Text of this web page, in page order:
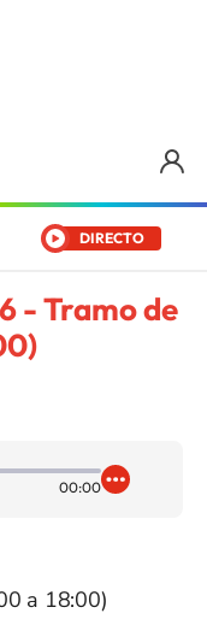
DIRECTO
- Tramo de
00:00
a 18:00)